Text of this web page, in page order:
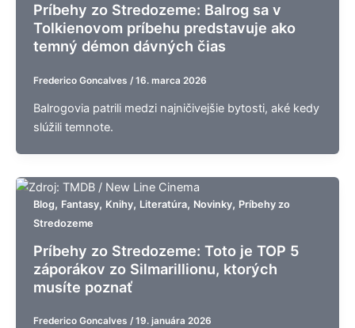
Príbehy zo Stredozeme: Balrog sa v
Tolkienovom príbehu predstavuje ako
temný démon dávných čias
Frederico Goncalves / 16. marca 2026
Balrogovia patrili medzi najničivejšie bytosti, aké kedy
slúžili temnote.
Blog, Fantasy, Knihy, Literatúra, Novinky, Príbehy zo
Stredozeme
Príbehy zo Stredozeme: Toto je TOP 5
záporákov zo Silmarillionu, ktorých
musíte poznať
Frederico Goncalves / 19. januára 2026